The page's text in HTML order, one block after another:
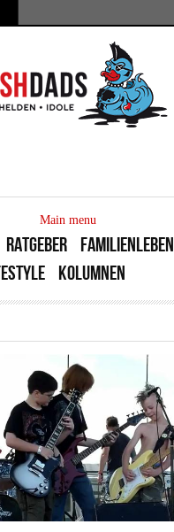
Suchformular
Main menu
RATGEBER
FAMILIENLEBEN
KOLUMNEN